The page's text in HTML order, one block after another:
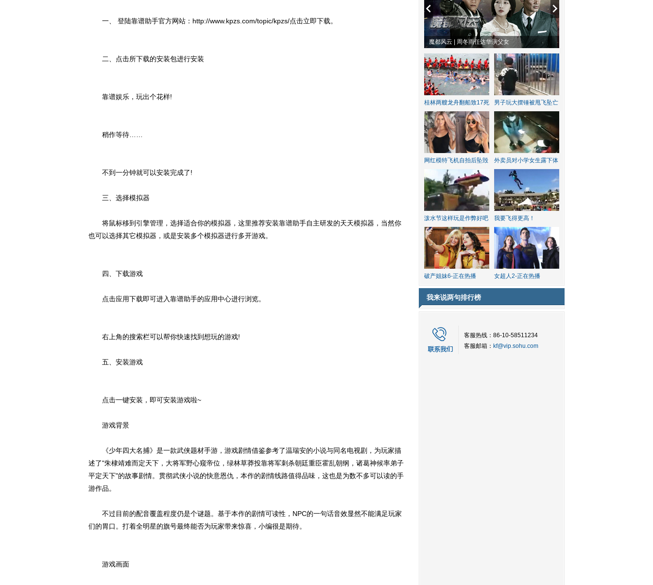
一、 登陆靠谱助手官方网站：http://www.kpzs.com/topic/kpzs/点击立即下载。
二、点击所下载的安装包进行安装
靠谱娱乐，玩出个花样!
稍作等待……
不到一分钟就可以安装完成了!
三、选择模拟器
将鼠标移到引擎管理，选择适合你的模拟器，这里推荐安装靠谱助手自主研发的天天模拟器，当然你
也可以选择其它模拟器，或是安装多个模拟器进行多开游戏。
四、下载游戏
点击应用下载即可进入靠谱助手的应用中心进行浏览。
右上角的搜索栏可以帮你快速找到想玩的游戏!
五、安装游戏
点击一键安装，即可安装游戏啦~
游戏背景
《少年四大名捕》是一款武侠题材手游，游戏剧情借鉴参考了温瑞安的小说与同名电视剧，为玩家描
述了"朱棣靖难而定天下，大将军野心窥帝位，绿林草莽投靠将军刺杀朝廷重臣霍乱朝纲，诸葛神候率弟子
平定天下"的故事剧情。贯彻武侠小说的快意恩仇，本作的剧情线路值得品味，这也是为数不多可以读的手
游作品。
不过目前的配音覆盖程度仍是个谜题。基于本作的剧情可读性，NPC的一句话音效显然不能满足玩家
们的胃口。打着全明星的旗号最终能否为玩家带来惊喜，小编很是期待。
游戏画面
动物系恋人啊 | 钟欣潼体验爱情哲学
桂林两艘龙舟翻船致17死 男子玩大摆锤被甩飞坠亡
网红模特飞机自拍后坠毁 外卖员对小学女生露下体
泼水节这样玩是作弊好吧 我要飞得更高！
破产姐妹6-正在热播 女超人2-正在热播
我来说两句排行榜
客服热线：86-10-58511234
客服邮箱： kf@vip.sohu.com